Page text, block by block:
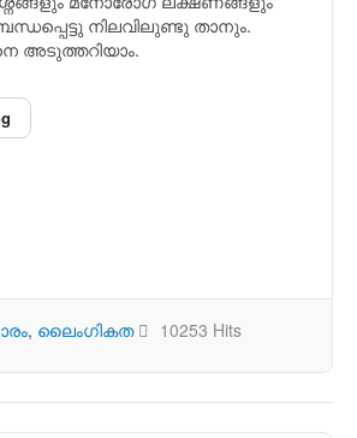
നിലവിലുണ്ടു താനും.
അടുത്തറിയാം.
ലൈംഗികത 10253 Hits